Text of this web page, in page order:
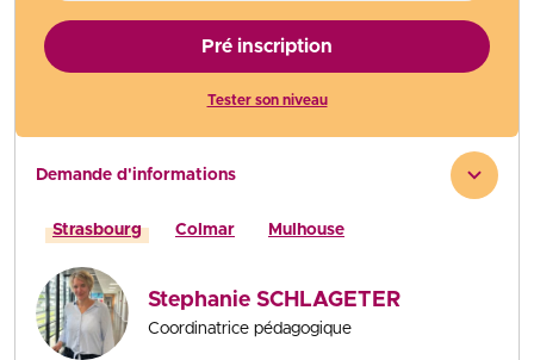
Pré inscription
Tester son niveau
Demande d'informations
Strasbourg Colmar Mulhouse
Stephanie SCHLAGETER
Coordinatrice pédagogique